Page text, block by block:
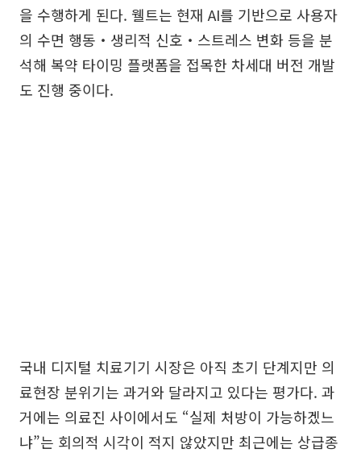
을 수행하게 된다. 웰트는 현재 AI를 기반으로 사용자
의 수면 행동‧생리적 신호‧스트레스 변화 등을 분
석해 복약 타이밍 플랫폼을 접목한 차세대 버전 개발
도 진행 중이다.
국내 디지털 치료기기 시장은 아직 초기 단계지만 의
료현장 분위기는 과거와 달라지고 있다는 평가다. 과
거에는 의료진 사이에서도 “실제 처방이 가능하겠느
냐”는 회의적 시각이 적지 않았지만 최근에는 상급종